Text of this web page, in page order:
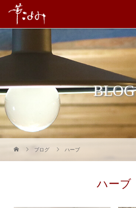
BLOG
ブログ ハーブ
ハーブ